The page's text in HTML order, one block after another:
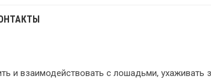
и взаимодействовать с лошадьми, ухаживать